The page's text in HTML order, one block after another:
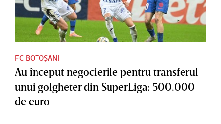
FC BOTOȘANI
Au început negocierile pentru transferul
unui golgheter din SuperLiga: 500.000
de euro